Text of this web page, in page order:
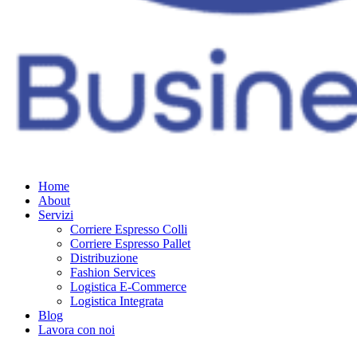
Home
About
Servizi
Corriere Espresso Colli
Corriere Espresso Pallet
Distribuzione
Fashion Services
Logistica E-Commerce
Logistica Integrata
Blog
Lavora con noi